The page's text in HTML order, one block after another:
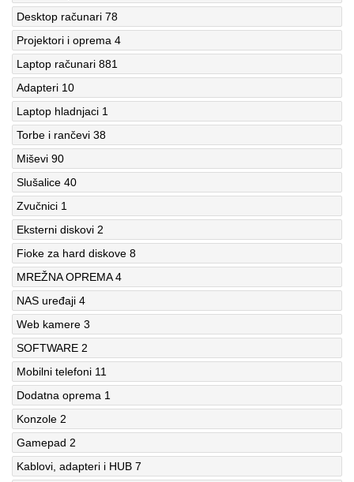
Desktop računari 78
Projektori i oprema 4
Laptop računari 881
Adapteri 10
Laptop hladnjaci 1
Torbe i rančevi 38
Miševi 90
Slušalice 40
Zvučnici 1
Eksterni diskovi 2
Fioke za hard diskove 8
MREŽNA OPREMA 4
NAS uređaji 4
Web kamere 3
SOFTWARE 2
Mobilni telefoni 11
Dodatna oprema 1
Konzole 2
Gamepad 2
Kablovi, adapteri i HUB 7